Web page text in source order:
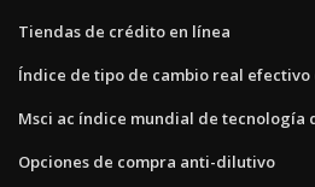
Tiendas de crédito en línea
Índice de tipo de cambio real
Msci ac índice mundial de tecnología
Opciones de compra anti-dilutivo